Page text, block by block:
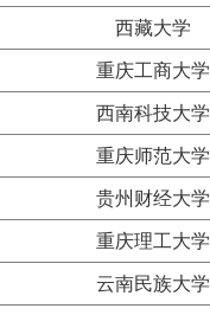
西藏大学
重庆工商大学
西南科技大学
重庆师范大学
贵州财经大学
重庆理工大学
云南民族大学